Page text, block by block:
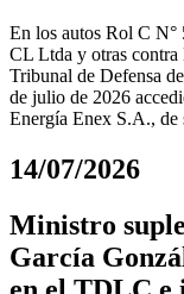
En los autos Rol C N°
CL Ltda y otras contra
Tribunal de Defensa
de julio de 2026
Energía Enex S.A.,
14/07/2026
Ministro
García